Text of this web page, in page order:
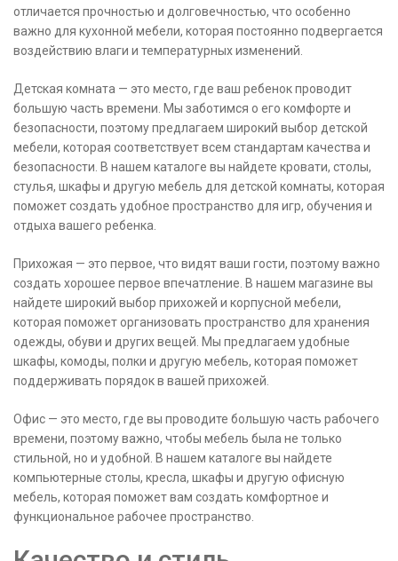
отличается прочностью и долговечностью, что особенно
важно для кухонной мебели, которая постоянно подвергается
воздействию влаги и температурных изменений.
Детская комната — это место, где ваш ребенок проводит
большую часть времени. Мы заботимся о его комфорте и
безопасности, поэтому предлагаем широкий выбор детской
мебели, которая соответствует всем стандартам качества и
безопасности. В нашем каталоге вы найдете кровати, столы,
стулья, шкафы и другую мебель для детской комнаты, которая
поможет создать удобное пространство для игр, обучения и
отдыха вашего ребенка.
Прихожая — это первое, что видят ваши гости, поэтому важно
создать хорошее первое впечатление. В нашем магазине вы
найдете широкий выбор прихожей и корпусной мебели,
которая поможет организовать пространство для хранения
одежды, обуви и других вещей. Мы предлагаем удобные
шкафы, комоды, полки и другую мебель, которая поможет
поддерживать порядок в вашей прихожей.
Офис — это место, где вы проводите большую часть рабочего
времени, поэтому важно, чтобы мебель была не только
стильной, но и удобной. В нашем каталоге вы найдете
компьютерные столы, кресла, шкафы и другую офисную
мебель, которая поможет вам создать комфортное и
функциональное рабочее пространство.